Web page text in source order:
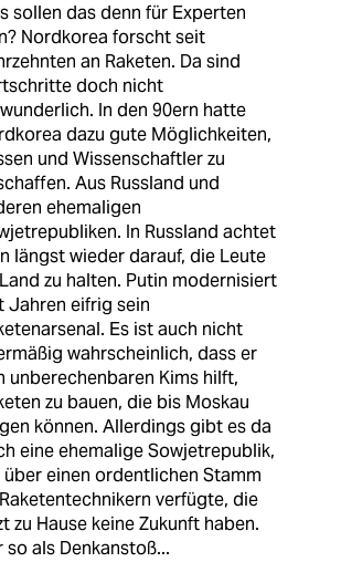
sollen das denn für Experten
Nordkorea forscht seit
an Raketen. Da sind
doch nicht
In den 90ern hatte
dazu gute Möglichkeiten,
und Wissenschaftler zu
Aus Russland und
ehemaligen
In Russland achtet
längst wieder darauf, die Leute
zu halten. Putin modernisiert
Jahren eifrig sein
Es ist auch nicht
wahrscheinlich, dass er
unberechenbaren Kims hilft,
zu bauen, die bis Moskau
können. Allerdings gibt es da
eine ehemalige Sowjetrepublik,
über einen ordentlichen Stamm
verfügte, die
zu Hause keine Zukunft haben.
so als Denkanstoß...